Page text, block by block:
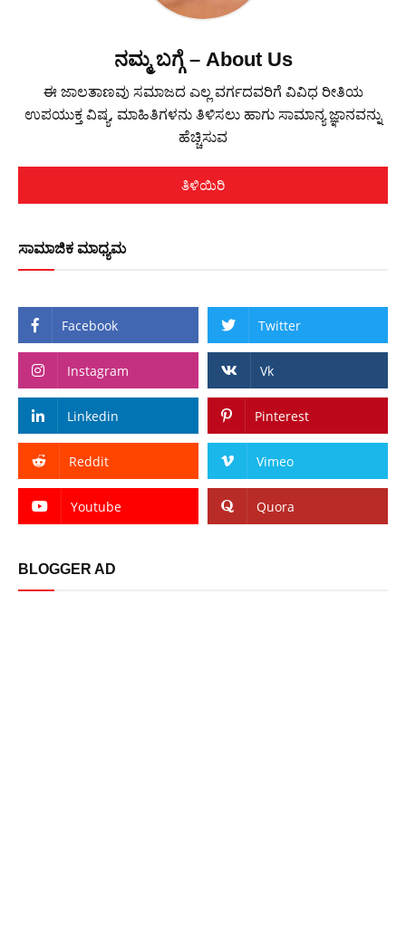
ನಮ್ಮ ಬಗ್ಗೆ – About Us
ಈ ಜಾಲತಾಣವು ಸಮಾಜದ ಎಲ್ಲ ವರ್ಗದವರಿಗೆ ವಿವಿಧ ರೀತಿಯ
ಉಪಯುಕ್ತ ವಿಷ್ಯ, ಮಾಹಿತಿಗಳನು ತಿಳಿಸಲು ಹಾಗು ಸಾಮಾನ್ಯ ಜ್ಞಾನವನ್ನು
ಹೆಚ್ಚಿಸುವ
ತಿಳಿಯಿರಿ
ಸಾಮಾಜಿಕ ಮಾಧ್ಯಮ
Facebook Twitter
Instagram Vk
Linkedin Pinterest
Reddit Vimeo
Youtube Quora
BLOGGER AD